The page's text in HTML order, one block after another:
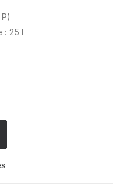
: 25 l